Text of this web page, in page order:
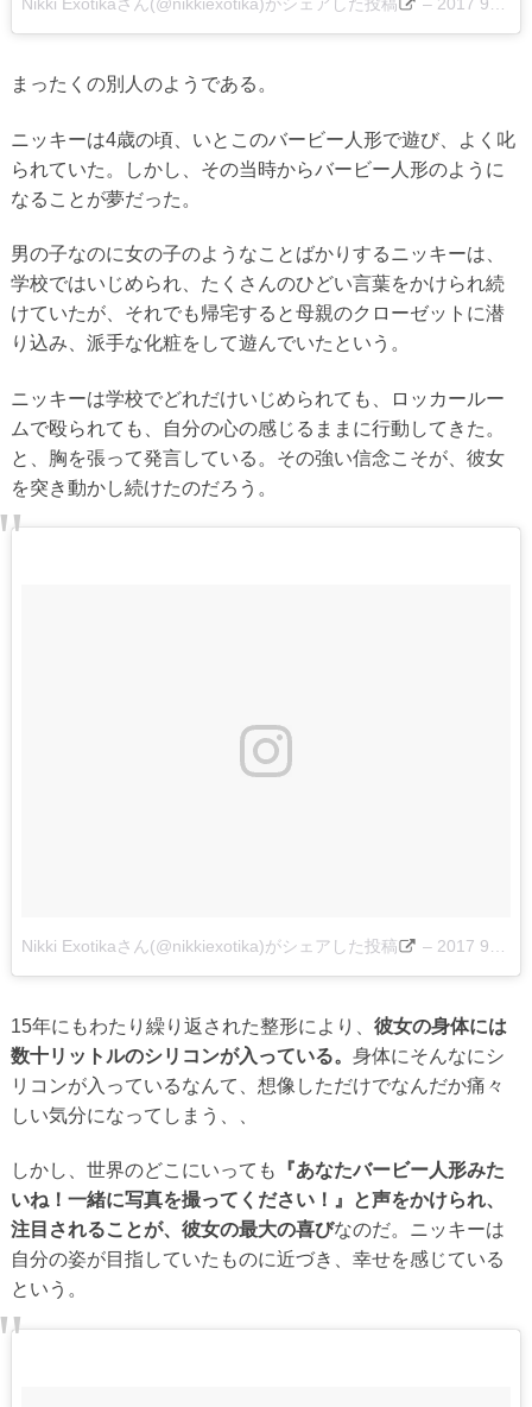
Nikki Exotikaさん(@nikkiexotika)がシェアした投稿 – 2017 9月 21 9:23午前 PDT
まったくの別人のようである。
ニッキーは4歳の頃、いとこのバービー人形で遊び、よく叱
られていた。しかし、その当時からバービー人形のように
なることが夢だった。
男の子なのに女の子のようなことばかりするニッキーは、
学校ではいじめられ、たくさんのひどい言葉をかけられ続
けていたが、それでも帰宅すると母親のクローゼットに潜
り込み、派手な化粧をして遊んでいたという。
ニッキーは学校でどれだけいじめられても、ロッカールー
ムで殴られても、自分の心の感じるままに行動してきた。
と、胸を張って発言している。その強い信念こそが、彼女
を突き動かし続けたのだろう。
Nikki Exotikaさん(@nikkiexotika)がシェアした投稿 – 2017 9月 16 8:45午前 PDT
15年にもわたり繰り返された整形により、 彼女の身体には
数十リットルのシリコンが入っている。 身体にそんなにシ
リコンが入っているなんて、想像しただけでなんだか痛々
しい気分になってしまう、、
しかし、世界のどこにいっても
『あなたバービー人形みた
いね！一緒に写真を撮ってください！』と声をかけられ、
注目されることが、彼女の最大の喜びなのだ。ニッキーは
自分の姿が目指していたものに近づき、幸せを感じている
という。